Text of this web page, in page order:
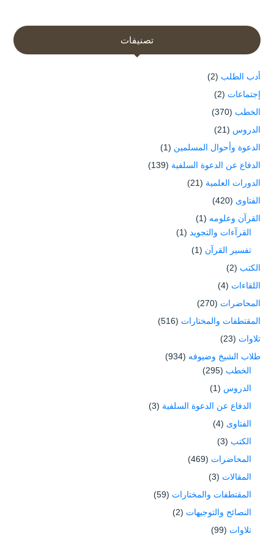
تصنيفات
أدب الطلب (2)
إجتماعات (2)
الخطب (370)
الدروس (21)
الدعوة وأحوال المسلمين (1)
الدفاع عن الدعوة السلفية (139)
الدورات العلمية (21)
الفتاوى (420)
القرآن وعلومه (1)
القرآءات والتجويد (1)
تفسير القرآن (1)
الكتب (2)
اللقاءات (4)
المحاضرات (270)
المقتطفات والمختارات (516)
تلاوات (23)
طلاب الشيخ وضيوفه (934)
الخطب (295)
الدروس (1)
الدفاع عن الدعوة السلفية (3)
الفتاوى (4)
الكتب (3)
المحاضرات (469)
المقالات (3)
المقتطفات والمختارات (59)
النصائح والتوجيهات (2)
تلاوات (99)